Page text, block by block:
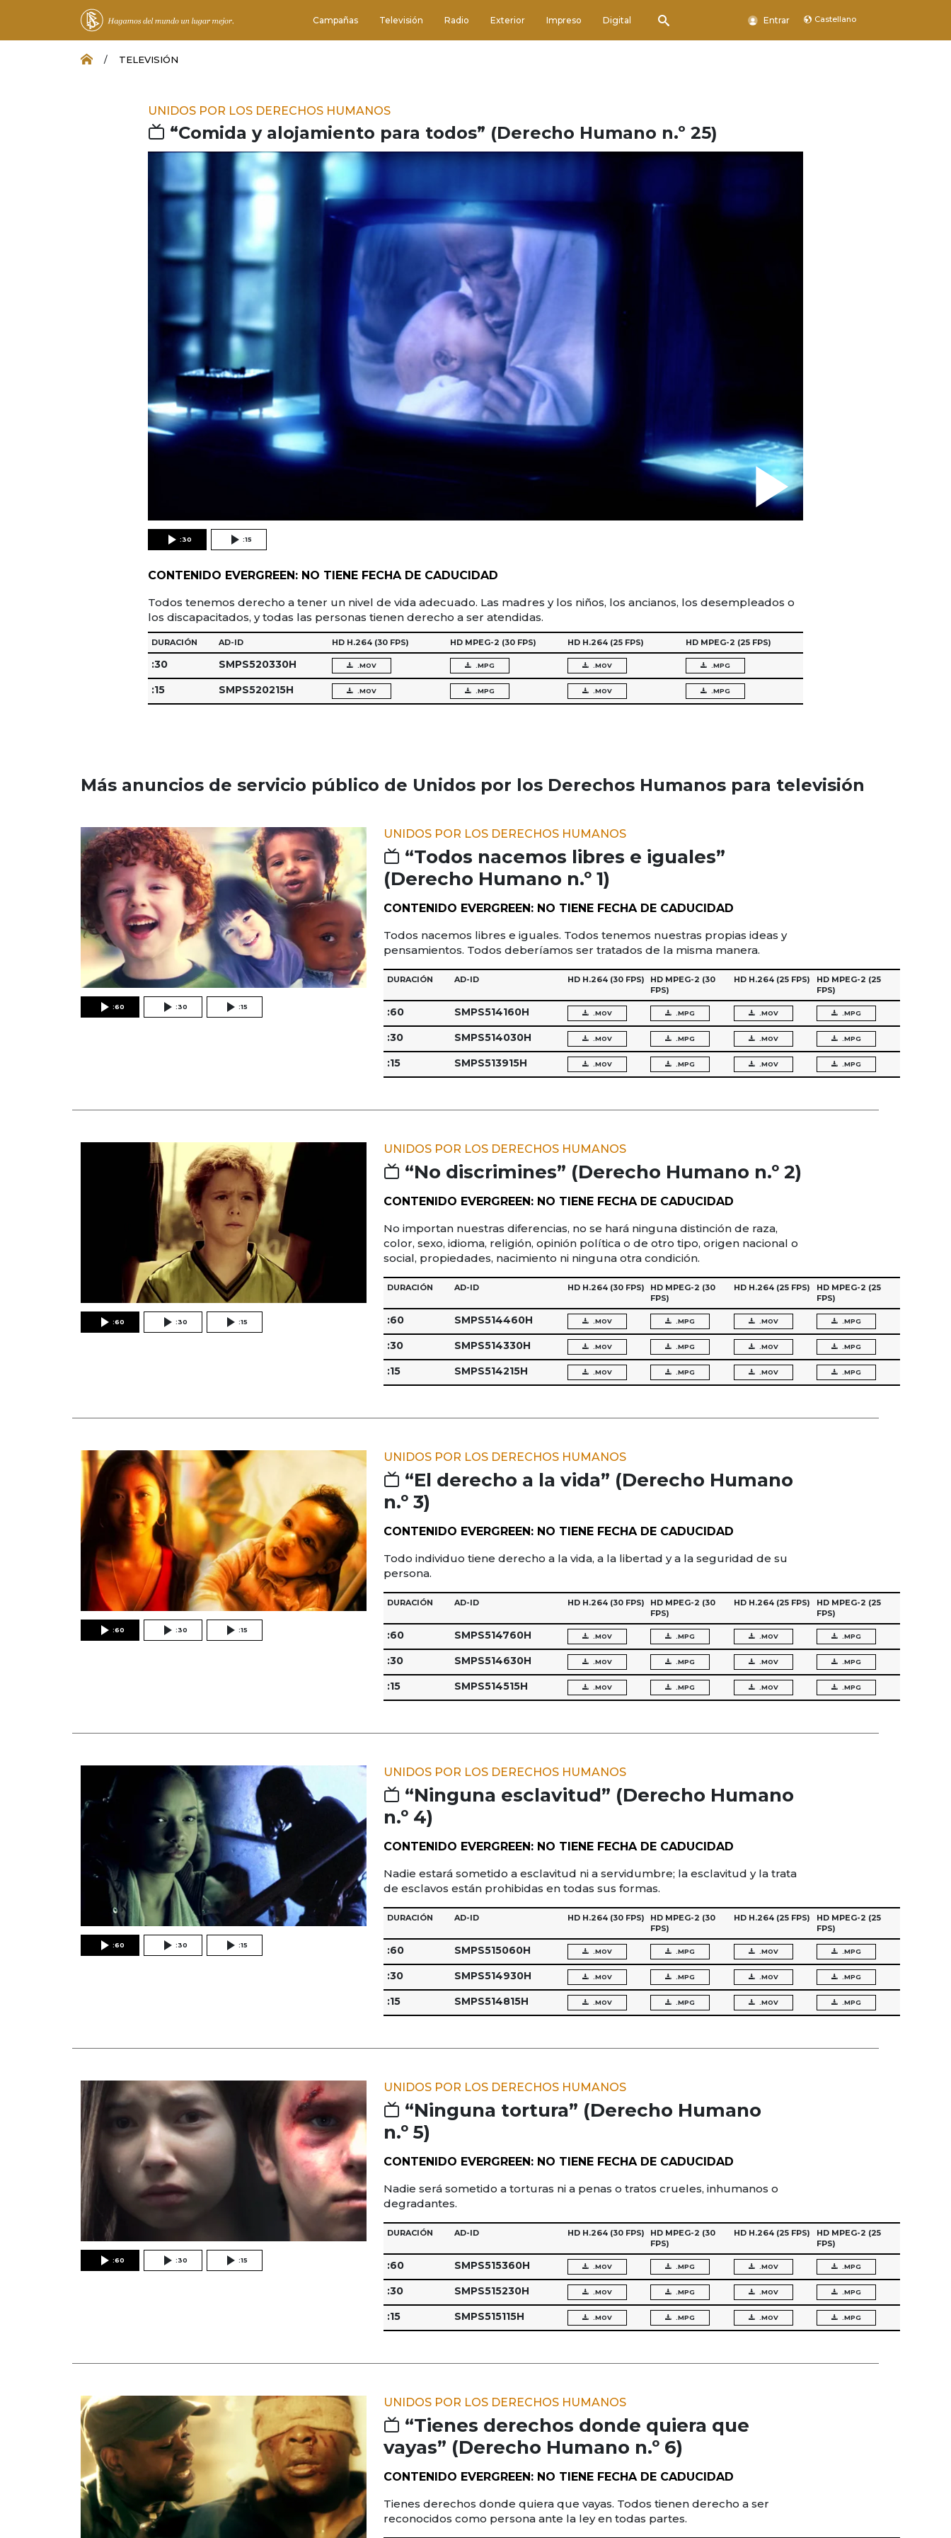
Campañas Televisión Radio Exterior Impreso Digital Entrar Castellano
/ TELEVISIÓN
UNIDOS POR LOS DERECHOS HUMANOS
“Comida y alojamiento para todos” (Derecho Humano n.º 25)
:30 :15
CONTENIDO EVERGREEN: NO TIENE FECHA DE CADUCIDAD
Todos tenemos derecho a tener un nivel de vida adecuado. Las madres y los niños, los ancianos, los desempleados o
los discapacitados, y todas las personas tienen derecho a ser atendidas.
DURACIÓN AD-ID HD H.264 (30 FPS) HD MPEG-2 (30 FPS) HD H.264 (25 FPS) HD MPEG-2 (25 FPS)
:30 SMPS520330H .MOV .MPG .MOV .MPG
:15 SMPS520215H .MOV .MPG .MOV .MPG
Más anuncios de servicio público de Unidos por los Derechos Humanos para televisión
:60 :30 :15
UNIDOS POR LOS DERECHOS HUMANOS
“Todos nacemos libres e iguales”
(Derecho Humano n.º 1)
CONTENIDO EVERGREEN: NO TIENE FECHA DE CADUCIDAD
Todos nacemos libres e iguales. Todos tenemos nuestras propias ideas y
pensamientos. Todos deberíamos ser tratados de la misma manera.
DURACIÓN AD-ID HD H.264(30 FPS) HD MPEG-2 (30
FPS)
HD H.264(25 FPS) HD MPEG-2 (25
FPS)
:60 SMPS514160H .MOV .MPG .MOV .MPG
:30 SMPS514030H .MOV .MPG .MOV .MPG
:15 SMPS513915H .MOV .MPG .MOV .MPG
:60 :30 :15
UNIDOS POR LOS DERECHOS HUMANOS
“No discrimines” (Derecho Humano n.º 2)
CONTENIDO EVERGREEN: NO TIENE FECHA DE CADUCIDAD
No importan nuestras diferencias, no se hará ninguna distinción de raza,
color, sexo, idioma, religión, opinión política o de otro tipo, origen nacional o
social, propiedades, nacimiento ni ninguna otra condición.
DURACIÓN AD-ID HD H.264(30 FPS) HD MPEG-2 (30
FPS)
HD H.264(25 FPS) HD MPEG-2 (25
FPS)
:60 SMPS514460H .MOV .MPG .MOV .MPG
:30 SMPS514330H .MOV .MPG .MOV .MPG
:15 SMPS514215H .MOV .MPG .MOV .MPG
:60 :30 :15
UNIDOS POR LOS DERECHOS HUMANOS
“El derecho a la vida” (Derecho Humano
n.º 3)
CONTENIDO EVERGREEN: NO TIENE FECHA DE CADUCIDAD
Todo individuo tiene derecho a la vida, a la libertad y a la seguridad de su
persona.
DURACIÓN AD-ID HD H.264(30 FPS) HD MPEG-2 (30
FPS)
HD H.264(25 FPS) HD MPEG-2 (25
FPS)
:60 SMPS514760H .MOV .MPG .MOV .MPG
:30 SMPS514630H .MOV .MPG .MOV .MPG
:15 SMPS514515H .MOV .MPG .MOV .MPG
:60 :30 :15
UNIDOS POR LOS DERECHOS HUMANOS
“Ninguna esclavitud” (Derecho Humano
n.º 4)
CONTENIDO EVERGREEN: NO TIENE FECHA DE CADUCIDAD
Nadie estará sometido a esclavitud ni a servidumbre; la esclavitud y la trata
de esclavos están prohibidas en todas sus formas.
DURACIÓN AD-ID HD H.264(30 FPS) HD MPEG-2 (30
FPS)
HD H.264(25 FPS) HD MPEG-2 (25
FPS)
:60 SMPS515060H .MOV .MPG .MOV .MPG
:30 SMPS514930H .MOV .MPG .MOV .MPG
:15 SMPS514815H .MOV .MPG .MOV .MPG
:60 :30 :15
UNIDOS POR LOS DERECHOS HUMANOS
“Ninguna tortura” (Derecho Humano
n.º 5)
CONTENIDO EVERGREEN: NO TIENE FECHA DE CADUCIDAD
Nadie será sometido a torturas ni a penas o tratos crueles, inhumanos o
degradantes.
DURACIÓN AD-ID HD H.264(30 FPS) HD MPEG-2 (30
FPS)
HD H.264(25 FPS) HD MPEG-2 (25
FPS)
:60 SMPS515360H .MOV .MPG .MOV .MPG
:30 SMPS515230H .MOV .MPG .MOV .MPG
:15 SMPS515115H .MOV .MPG .MOV .MPG
UNIDOS POR LOS DERECHOS HUMANOS
“Tienes derechos donde quiera que
vayas” (Derecho Humano n.º 6)
CONTENIDO EVERGREEN: NO TIENE FECHA DE CADUCIDAD
Tienes derechos donde quiera que vayas. Todos tienen derecho a ser
reconocidos como persona ante la ley en todas partes.